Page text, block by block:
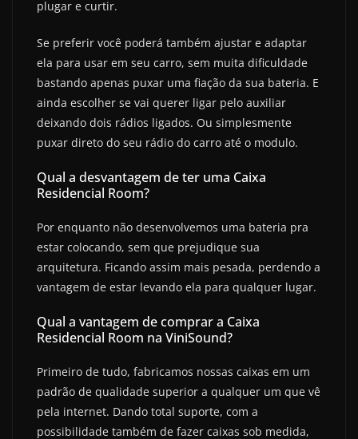
plugar e curtir.
Se preferir você poderá também ajustar e adaptar
ela para usar em seu carro, sem muita dificuldade
bastando apenas puxar uma fiação da sua bateria. E
ainda escolher se vai querer ligar pelo auxiliar
deixando dois rádios ligados. Ou simplesmente
puxar direto do seu rádio do carro até o modulo.
Qual a desvantagem de ter uma Caixa
Residencial Room?
Por enquanto não desenvolvemos uma bateria pra
estar colocando, sem que prejudique sua
arquitetura. Ficando assim mais pesada, perdendo a
vantagem de estar levando ela para qualquer lugar.
Qual a vantagem de comprar a Caixa
Residencial Room na ViniSound?
Primeiro de tudo, fabricamos nossas caixas em um
padrão de qualidade superior a qualquer um que vê
pela internet. Dando total suporte, com a
possibilidade também de fazer caixas sob medida,